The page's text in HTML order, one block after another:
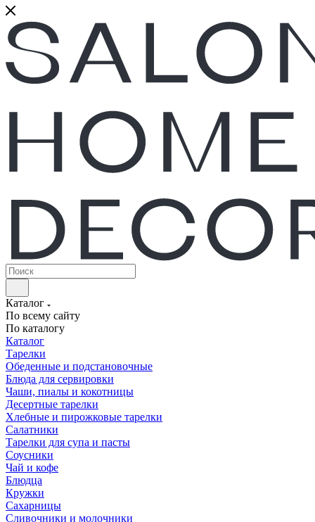
Каталог
По всему сайту
По каталогу
Каталог
Тарелки
Обеденные и подстановочные
Блюда для сервировки
Чаши, пиалы и кокотницы
Десертные тарелки
Хлебные и пирожковые тарелки
Салатники
Тарелки для супа и пасты
Соусники
Чай и кофе
Блюдца
Кружки
Сахарницы
Сливочники и молочники